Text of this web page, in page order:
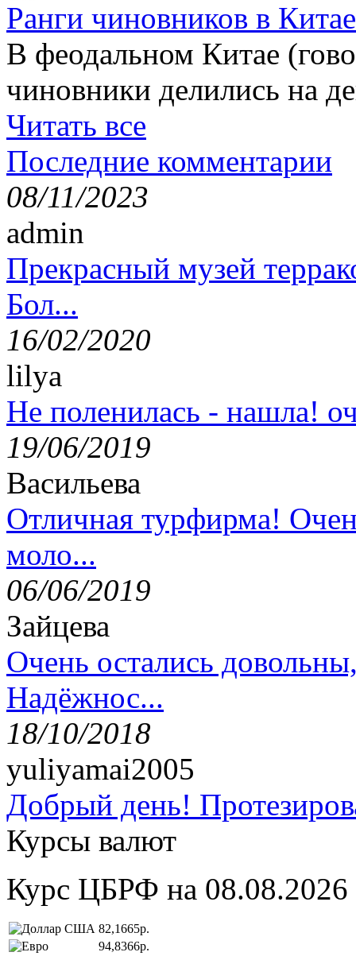
Ранги чиновников в Китае
В феодальном Китае
чиновники делились на
Читать все
Последние комментарии
08/11/2023
admin
Прекрасный музей
Бол...
16/02/2020
lilya
Не поленилась - нашла!
19/06/2019
Васильева
Отличная турфирма!
моло...
06/06/2019
Зайцева
Очень остались
Надёжнос...
18/10/2018
yuliyamai2005
Добрый день!
Курсы валют
Курс ЦБРФ на 08.08.2026
82,1665р.
94,8366р.